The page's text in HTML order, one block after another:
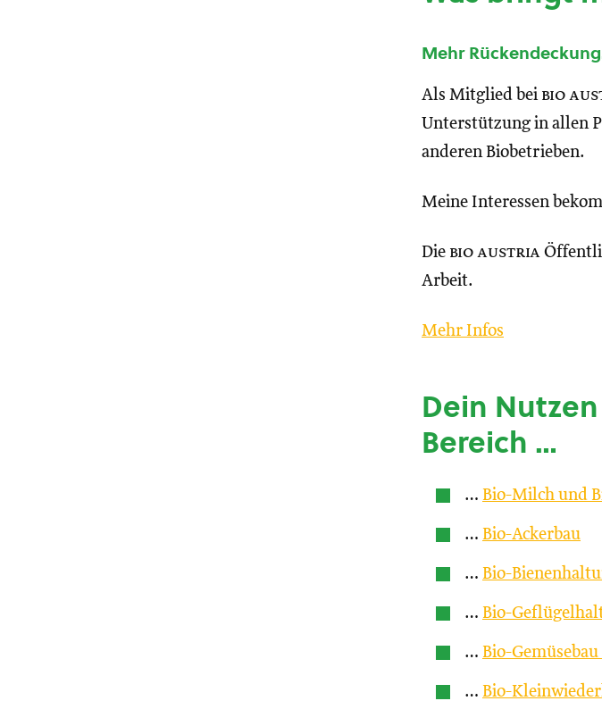
Mehr
Als Mitglied bei bio
Unterstützung in allen
anderen Biobetrieben.
Meine Interessen
Die bio austria
Arbeit.
Mehr Infos
Dein
Bereich …
… Bio-Milch und
… Bio-Ackerbau
… Bio-
… Bio-
… Bio-
… Bio-